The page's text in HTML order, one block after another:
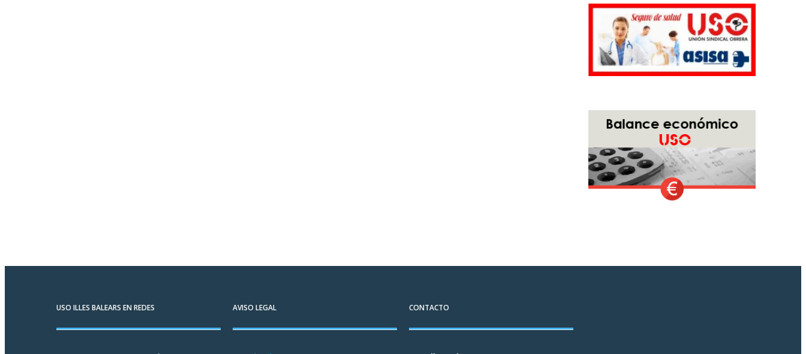
USO ILLES BALEARS EN REDES AVISO LEGAL CONTACTO